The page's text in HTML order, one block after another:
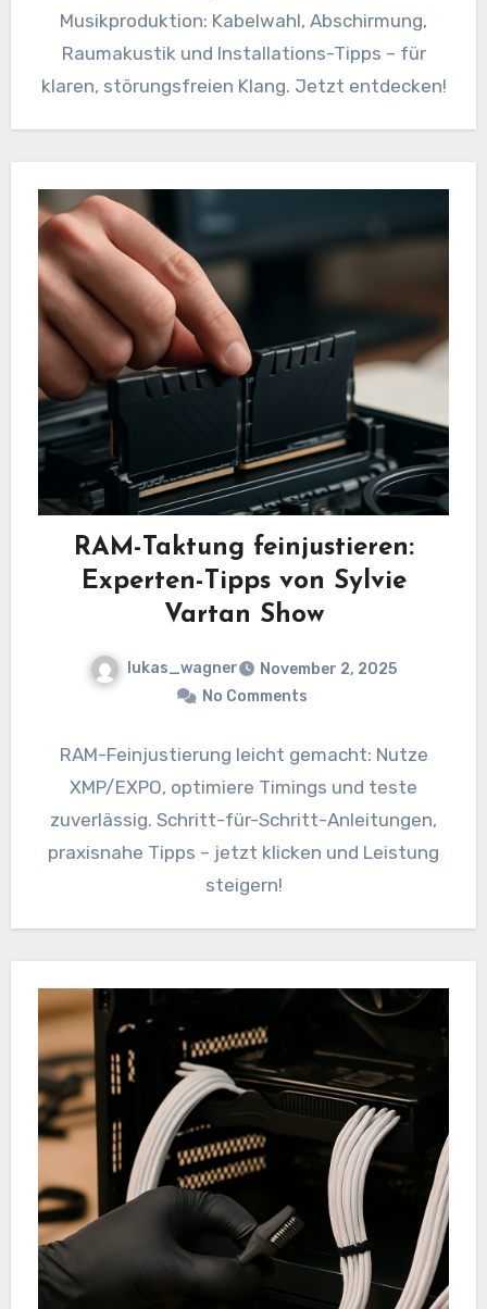
Musikproduktion: Kabelwahl, Abschirmung,
Raumakustik und Installations-Tipps – für
klaren, störungsfreien Klang. Jetzt entdecken!
RAM-Taktung feinjustieren:
Experten-Tipps von Sylvie
Vartan Show
lukas_wagner
November 2, 2025
No Comments
RAM-Feinjustierung leicht gemacht: Nutze
XMP/EXPO, optimiere Timings und teste
zuverlässig. Schritt-für-Schritt-Anleitungen,
praxisnahe Tipps – jetzt klicken und Leistung
steigern!